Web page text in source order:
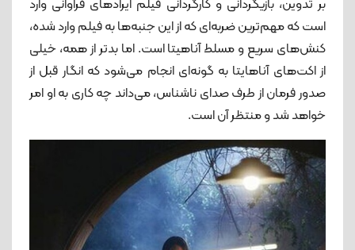
بر تدوین، بازیگردانی و کارگردانی فیلم ایرادهای فراوانی وارد
است که مهم‌ترین ضربه‌ای که از این جنبه‌ها به فیلم وارد شده،
کنش‌های سریع و مسلط آناهیتا است. اما بدتر از همه، خیلی
از اکت‌های آناهایتا به گونه‌ای انجام می‌شود که انگار قبل از
صدور فرمان از طرف صدای ناشناس، می‌داند چه کاری به او امر
خواهد شد و منتظر آن است.